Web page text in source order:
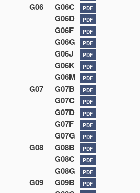
G06 G06C PDF
G06D PDF
G06F PDF
G06G PDF
G06J PDF
G06K PDF
G06M PDF
G07 G07B PDF
G07C PDF
G07D PDF
G07F PDF
G07G PDF
G08 G08B PDF
G08C PDF
G08G PDF
G09 G09B PDF